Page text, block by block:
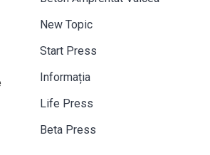
New Topic
Start Press
Informația
Life Press
Beta Press